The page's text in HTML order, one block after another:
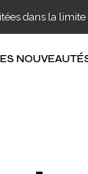
dans la limite